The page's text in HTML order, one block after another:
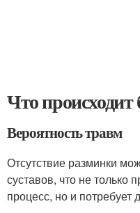
Что происходит
Вероятность травм
Отсутствие разминки
суставов, что не только
процесс, но и потребует